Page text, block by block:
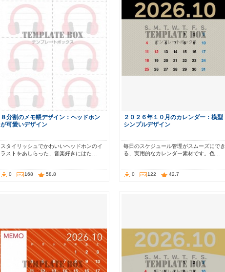
８分割のメモ帳デザイン：ヘッドホン
が可愛いデザイン
スタイリッシュでかわいいヘッドホンのイ
ラストをあしらった、音楽好きにはた…
0 168 58.8
２０２６年１０月のカレンダー：横型
シンプルデザイン
毎日のスケジュール管理がスムーズにでき
る、実用的なカレンダー素材です。色…
0 122 42.7